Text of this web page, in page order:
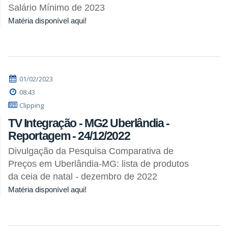
Salário Mínimo de 2023
Matéria disponível aqui!
01/02/2023
08:43
Clipping
TV Integração - MG2 Uberlândia -
Reportagem - 24/12/2022
Divulgação da Pesquisa Comparativa de
Preços em Uberlândia-MG: lista de produtos
da ceia de natal - dezembro de 2022
Matéria disponível aqui!